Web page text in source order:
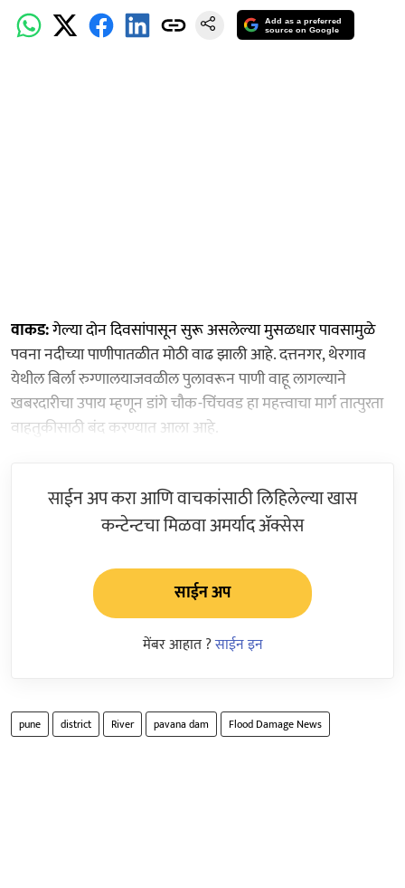
Add as a preferred
source on Google
वाकड:गेल्या दोन दिवसांपासून सुरू असलेल्या मुसळधार पावसामुळे
पवना नदीच्या पाणीपातळीत मोठी वाढ झाली आहे. दत्तनगर, थेरगाव
येथील बिर्ला रुग्णालयाजवळील पुलावरून पाणी वाहू लागल्याने
खबरदारीचा उपाय म्हणून डांगे चौक-चिंचवड हा महत्त्वाचा मार्ग तात्पुरता
वाहतुकीसाठी बंद करण्यात आला आहे.
साईन अप करा आणि वाचकांसाठी लिहिलेल्या खास
कन्टेन्टचा मिळवा अमर्याद ॲक्सेस
साईन अप
मेंबर आहात ?साईन इन
pune district River pavana dam Flood Damage News